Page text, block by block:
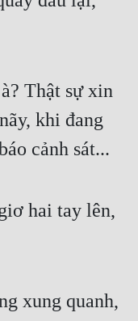
Thật sự xin
khi đang
cảnh sát...
hai tay lên,
xung quanh,